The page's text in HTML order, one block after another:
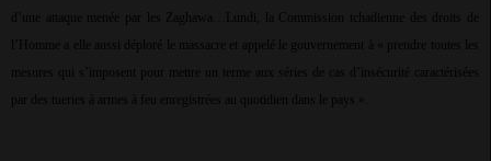
d’une attaque menée par les Zaghawa…Lundi, la Commission tchadienne des droits de
l’Homme a elle aussi déploré le massacre et appelé le gouvernement à « prendre toutes les
mesures qui s’imposent pour mettre un terme aux séries de cas d’insécurité caractérisées
par des tueries à armes à feu enregistrées au quotidien dans le pays ».